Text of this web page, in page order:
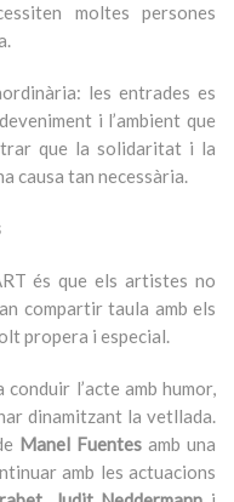
moltes persones
les entrades es
i l’ambient que
que la solidaritat i la
causa tan necessària.
és que els artistes no
compartir taula amb els
propera i especial.
conduir l’acte amb humor,
dinamitzant la vetllada.
Manel Fuentes amb una
amb les actuacions